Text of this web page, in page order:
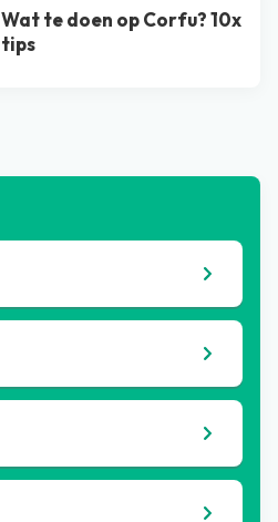
Wat te doen op Corfu? 10x
tips